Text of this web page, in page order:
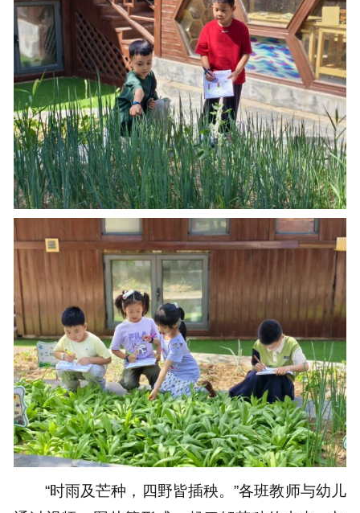
“时雨及芒种，四野皆插秧。”各班教师与幼儿